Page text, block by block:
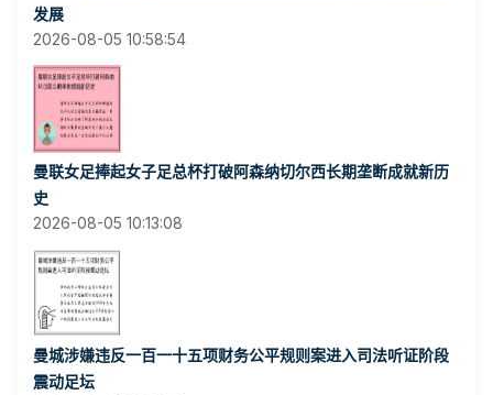
发展
2026-08-05 10:58:54
曼联女足捧起女子足总杯打破阿森纳切尔西长期垄断成就新历
史
2026-08-05 10:13:08
曼城涉嫌违反一百一十五项财务公平规则案进入司法听证阶段
震动足坛